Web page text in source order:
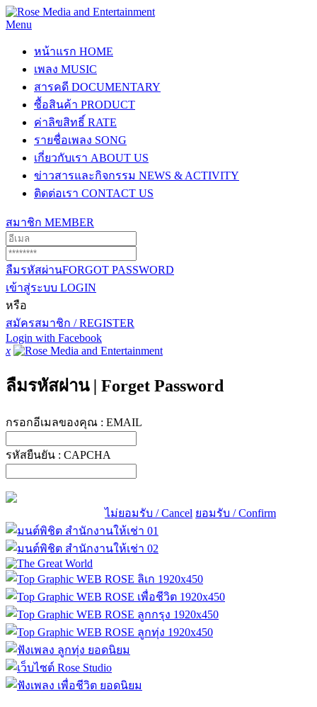
Menu
หน้าแรก HOME
เพลง MUSIC
สารคดี DOCUMENTARY
ซื้อสินค้า PRODUCT
ค่าลิขสิทธิ์ RATE
รายชื่อเพลง SONG
เกี่ยวกับเรา ABOUT US
ข่าวสารและกิจกรรม NEWS & ACTIVITY
ติดต่อเรา CONTACT US
สมาชิก MEMBER
ลืมรหัสผ่านFORGOT PASSWORD
เข้าสู่ระบบ LOGIN
หรือ
สมัครสมาชิก / REGISTER
Login with Facebook
x
ลืมรหัสผ่าน | Forget Password
กรอกอีเมลของคุณ : EMAIL
รหัสยืนยัน : CAPCHA
ไม่ยอมรับ / Cancel ยอมรับ / Confirm